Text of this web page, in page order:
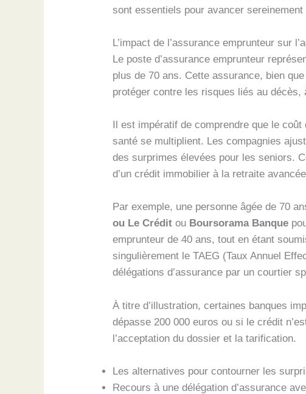
sont essentiels pour avancer
L’impact de l’assurance emprunteur sur
Le poste d’assurance emprunteur
plus de 70 ans. Cette assurance, bien
protéger contre les risques liés au décès,
Il est impératif de comprendre que le
santé se multiplient. Les compagnies
des surprimes élevées pour les seniors.
d’un crédit immobilier à la retraite
Par exemple, une personne âgée de 70
ou Le Crédit ou Boursorama Banque
emprunteur de 40 ans, tout en étant
singulièrement le TAEG (Taux Annuel
délégations d’assurance par un courtier
À titre d’illustration, certaines banques
dépasse 200 000 euros ou si le crédit
l’acceptation du dossier et la tarification.
Les alternatives pour contourner les
Recours à une délégation d’assurance